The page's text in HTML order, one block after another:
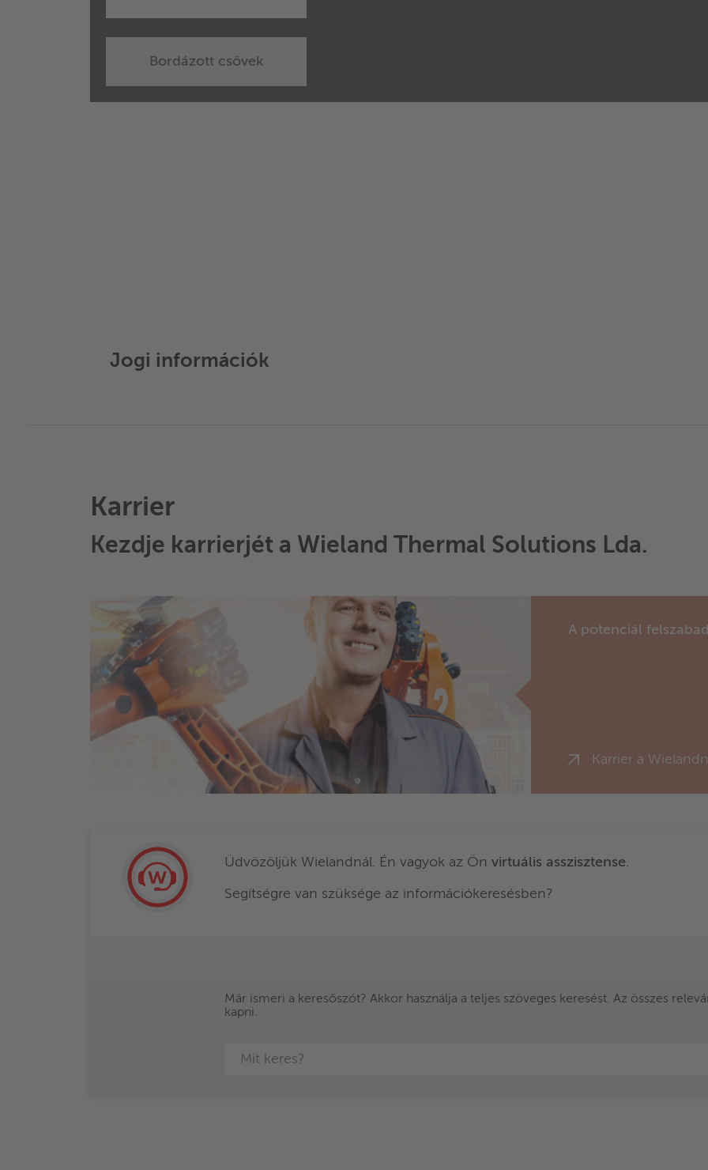
Bordázott csövek
Jogi információk
Karrier
Kezdje karrierjét a Wieland Thermal Solutions Lda.
A potenciál
Karrier a
Üdvözöljük Wielandnál. Én vagyok az Ön virtuális asszisztense.
Segítségre van szüksége az információkeresésben?
Már ismeri a keresőszót? Akkor használja a teljes szöveges keresést. Az összes
kapni.